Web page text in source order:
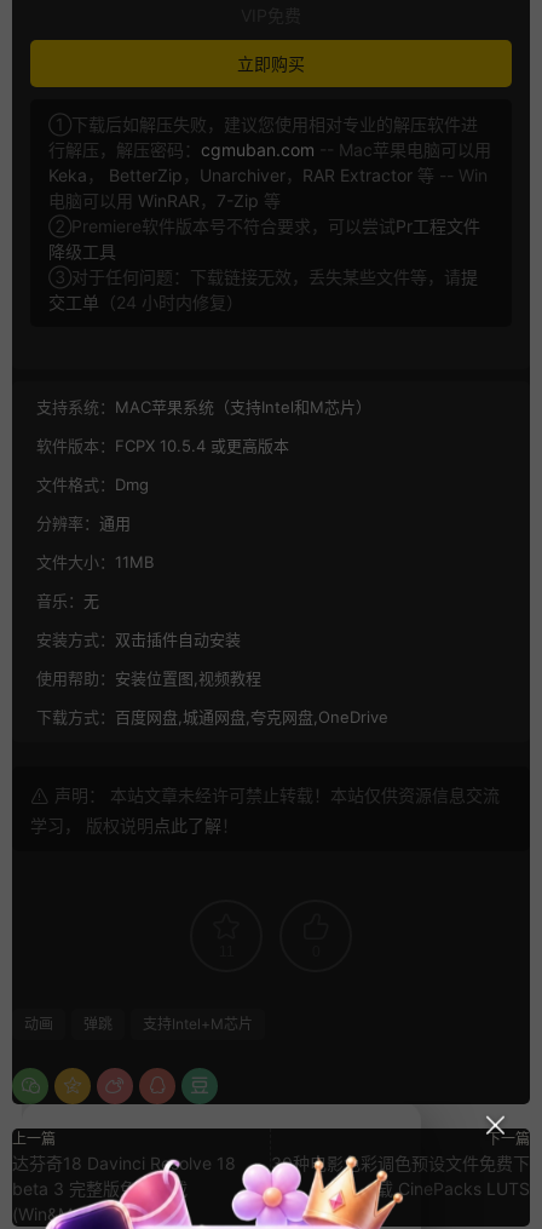
立即购买
①下载后如解压失败，建议您使用相对专业的解压软件进
行解压，解压密码： cgmuban.com -- Mac苹果电脑可以用
Keka ， BetterZip ， Unarchiver， RAR Extractor 等 -- Win
电脑可以用 WinRAR ， 7-Zip 等
②Premiere软件版本号不符合要求，可以尝试Pr工程文件
降级工具
③对于任何问题：下载链接无效，丢失某些文件等，请提
交工单 （24 小时内修复）
支持系统： MAC苹果系统（支持Intel和M芯片）
软件版本： FCPX 10.5.4 或更高版本
文件格式： Dmg
分辨率： 通用
文件大小： 11MB
音乐： 无
安装方式： 双击插件自动安装
使用帮助： 安装位置图,视频教程
下载方式： 百度网盘,城通网盘,夸克网盘,OneDrive
声明： 本站文章未经许可禁止转载！本站仅供资源信息交流
学习， 版权说明点此了解 ！
动画 弹跳 支持Intel+M芯片
上一篇
达芬奇18 Davinci Resolve 18
beta 3 完整版免费下载
(Win&Mac)
下一篇
30种电影色彩调色预设文件免费下
载 CinePacks LUTS